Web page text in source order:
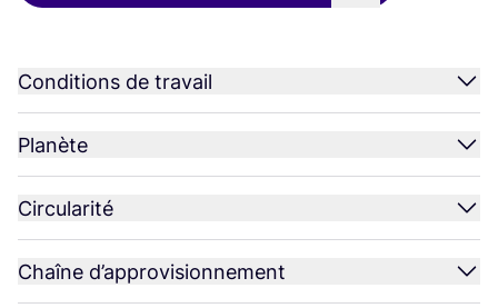
Conditions de travail
Planète
Circularité
Chaîne d’approvisionnement